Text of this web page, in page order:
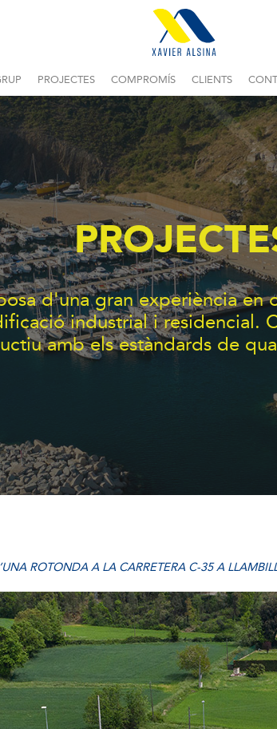
PROJECTES COMPROMÍS CLIENTS
d'una gran experiència
industrial i residencial.
amb els estàndards de
ROTONDA A LA CARRETERA C-35 A